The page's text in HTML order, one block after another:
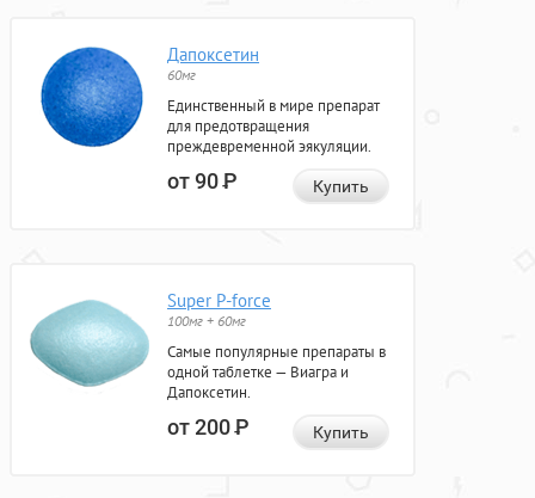
Дапоксетин
60мг
Единственный в мире препарат
для предотвращения
преждевременной эякуляции.
от 90Р Купить
Super P-force
100мг + 60мг
Самые популярные препараты в
одной таблетке — Виагра и
Дапоксетин.
от 200Р Купить